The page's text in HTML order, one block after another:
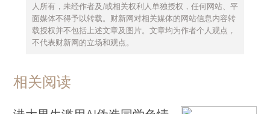
人所有，未经作者及/或相关权利人单独授权，任何网站、平
面媒体不得予以转载。财新网对相关媒体的网站信息内容转
载授权并不包括上述文章及图片。文章均为作者个人观点，
不代表财新网的立场和观点。
相关阅读